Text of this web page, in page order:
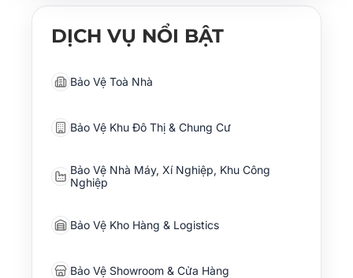
DỊCH VỤ NỔI BẬT
Bảo Vệ Toà Nhà
Bảo Vệ Khu Đô Thị & Chung Cư
Bảo Vệ Nhà Máy, Xí Nghiệp, Khu Công
Nghiệp
Bảo Vệ Kho Hàng & Logistics
Bảo Vệ Showroom & Cửa Hàng